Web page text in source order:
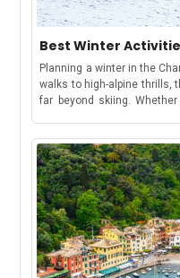
Best Winter
Chamonix, Les
Vallorcine
Planning a winter in the
walks to high-alpine thrills,
far beyond skiing. Whether
find your winter base in
understand-How to Use
make your holiday
each area in the
experience:Chamonix: ideal
attractions, and family-
and sledging, great for beginners and families.Argentière: snow-
sure terrain and access to Grands Montets for